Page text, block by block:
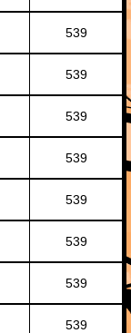
539
539
539
539
539
539
539
539